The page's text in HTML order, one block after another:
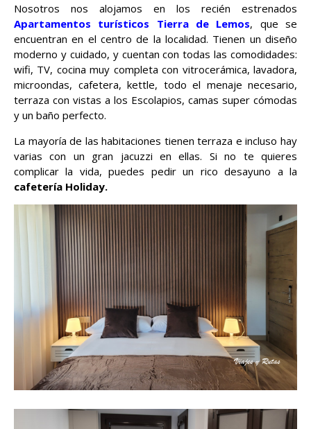
Nosotros nos alojamos en los recién estrenados
Apartamentos turísticos Tierra de Lemos, que se
encuentran en el centro de la localidad. Tienen un diseño
moderno y cuidado, y cuentan con todas las comodidades:
wifi, TV, cocina muy completa con vitrocerámica, lavadora,
microondas, cafetera, kettle, todo el menaje necesario,
terraza con vistas a los Escolapios, camas super cómodas
y un baño perfecto.
La mayoría de las habitaciones tienen terraza e incluso hay
varias con un gran jacuzzi en ellas. Si no te quieres
complicar la vida, puedes pedir un rico desayuno a la
cafetería Holiday.